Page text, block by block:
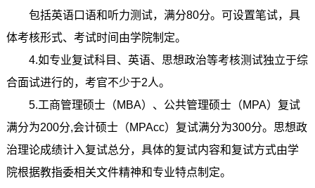
包括英语口语和听力测试，满分80分。可设置笔试，具
体考核形式、考试时间由学院制定。
4.如专业复试科目、英语、思想政治等考核测试独立于综
合面试进行的，考官不少于2人。
5.工商管理硕士（MBA）、公共管理硕士（MPA）复试
满分为200分,会计硕士（MPAcc）复试满分为300分。思想政
治理论成绩计入复试总分，具体的复试内容和复试方式由学
院根据教指委相关文件精神和专业特点制定。